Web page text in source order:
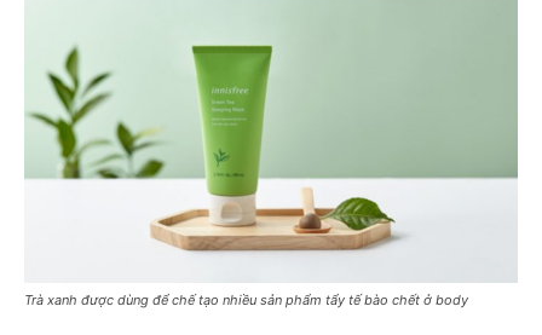
Trà xanh được dùng để chế tạo nhiều sản phẩm tẩy tế bào chết ở body